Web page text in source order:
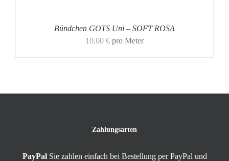
Bündchen GOTS Uni – SOFT ROSA
10,00 € pro Meter
Zahlungsarten
PayPal Sie zahlen einfach bei Bestellung per PayPal und